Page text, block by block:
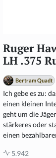
Ruger
LH .375
Bertram Quadt
Ich gebe es zu:
einen kleinen
geht um die
stärkeres oder
einen
5.942